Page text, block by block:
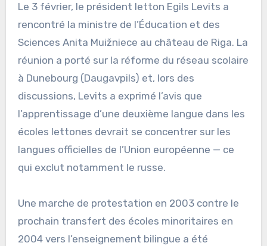
Le 3 février, le président letton Egils Levits a
rencontré la ministre de l’Éducation et des
Sciences Anita Muižniece au château de Riga. La
réunion a porté sur la réforme du réseau scolaire
à Dunebourg (Daugavpils) et, lors des
discussions, Levits a exprimé l’avis que
l’apprentissage d’une deuxième langue dans les
écoles lettones devrait se concentrer sur les
langues officielles de l’Union européenne — ce
qui exclut notamment le russe.
Une marche de protestation en 2003 contre le
prochain transfert des écoles minoritaires en
2004 vers l’enseignement bilingue a été